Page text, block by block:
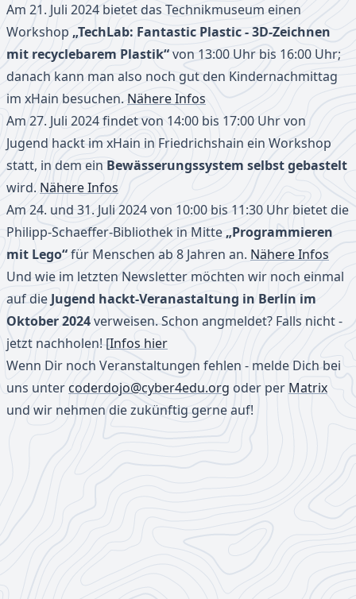
Am 21. Juli 2024 bietet das Technikmuseum einen
Workshop „TechLab: Fantastic Plastic - 3D-Zeichnen
mit recyclebarem Plastik“von 13:00 Uhr bis 16:00 Uhr;
danach kann man also noch gut den Kindernachmittag
im xHain besuchen. Nähere Infos
Am 27. Juli 2024 findet von 14:00 bis 17:00 Uhr von
Jugend hackt im xHain in Friedrichshain ein Workshop
statt, in dem ein Bewässerungssystem selbst gebastelt
wird. Nähere Infos
Am 24. und 31. Juli 2024 von 10:00 bis 11:30 Uhr bietet die
Philipp-Schaeffer-Bibliothek in Mitte „Programmieren
mit Lego“für Menschen ab 8 Jahren an. Nähere Infos
Und wie im letzten Newsletter möchten wir noch einmal
auf die Jugend hackt-Veranastaltung in Berlin im
Oktober 2024verweisen. Schon angmeldet? Falls nicht -
jetzt nachholen! [Infos hier
Wenn Dir noch Veranstaltungen fehlen - melde Dich bei
uns unter coderdojo@cyber4edu.org oder per Matrix
und wir nehmen die zukünftig gerne auf!